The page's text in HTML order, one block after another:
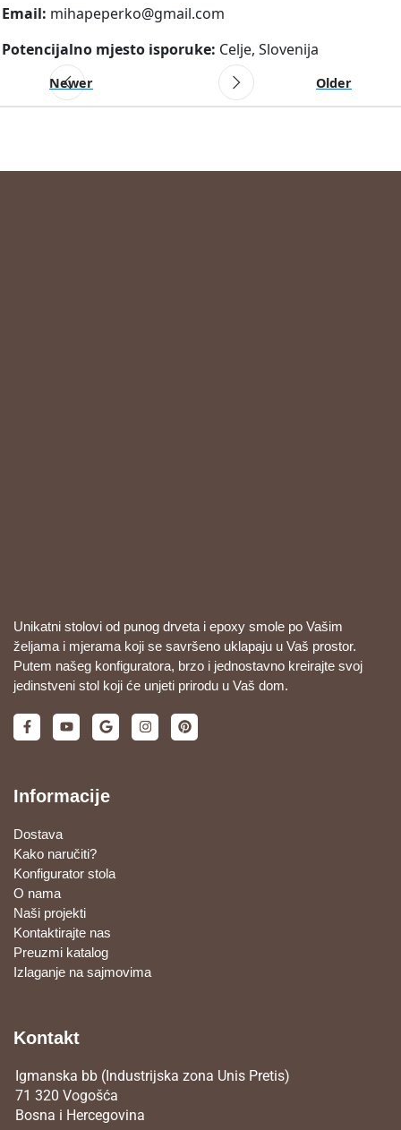
Email: mihapeperko@gmail.com
Potencijalno mjesto isporuke: Celje, Slovenija
Newer Older
Unikatni stolovi od punog drveta i epoxy smole po Vašim
željama i mjerama koji se savršeno uklapaju u Vaš prostor.
Putem našeg konfiguratora, brzo i jednostavno kreirajte svoj
jedinstveni stol koji će unjeti prirodu u Vaš dom.
Informacije
Dostava
Kako naručiti?
Konfigurator stola
O nama
Naši projekti
Kontaktirajte nas
Preuzmi katalog
Izlaganje na sajmovima
Kontakt
Igmanska bb (Industrijska zona Unis Pretis)
71 320 Vogošća
Bosna i Hercegovina